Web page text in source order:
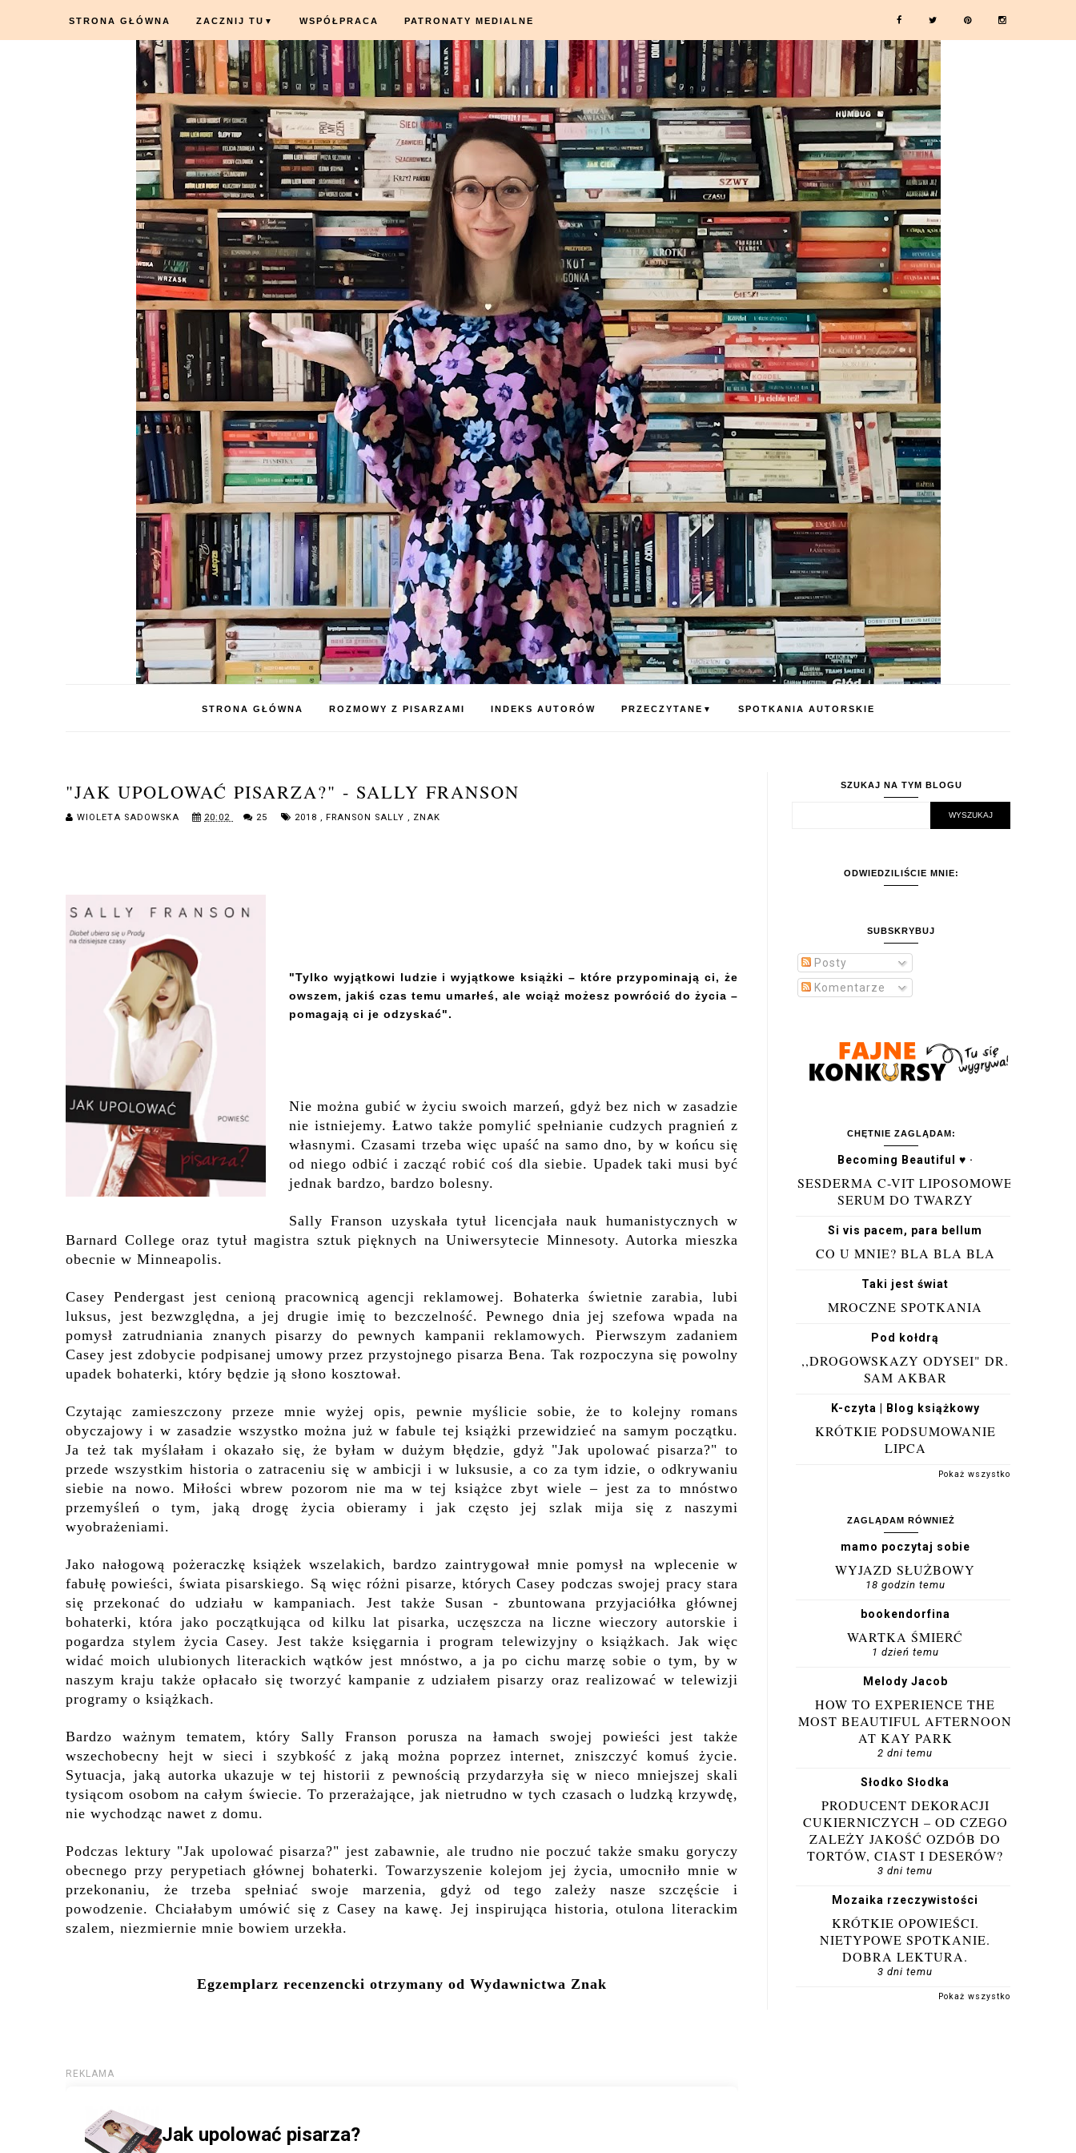
STRONA GŁÓWNA ZACZNIJ TU ▼ WSPÓŁPRACA PATRONATY MEDIALNE
STRONA GŁÓWNA ROZMOWY Z PISARZAMI INDEKS AUTORÓW PRZECZYTANE ▼ SPOTKANIA AUTORSKIE
"JAK UPOLOWAĆ PISARZA?" - SALLY FRANSON
WIOLETA SADOWSKA 20:02 25 2018 , FRANSON SALLY , ZNAK
"Tylko wyjątkowi ludzie i wyjątkowe książki – które przypominają ci, że
owszem, jakiś czas temu umarłeś, ale wciąż możesz powrócić do życia –
pomagają ci je odzyskać".
Nie można gubić w życiu swoich marzeń, gdyż bez nich w zasadzie
nie istniejemy. Łatwo także pomylić spełnianie cudzych pragnień z
własnymi. Czasami trzeba więc upaść na samo dno, by w końcu się
od niego odbić i zacząć robić coś dla siebie. Upadek taki musi być
jednak bardzo, bardzo bolesny.
Sally Franson uzyskała tytuł licencjała nauk humanistycznych w
Barnard College oraz tytuł magistra sztuk pięknych na Uniwersytecie Minnesoty. Autorka mieszka
obecnie w Minneapolis.
Casey Pendergast jest cenioną pracownicą agencji reklamowej. Bohaterka świetnie zarabia, lubi
luksus, jest bezwzględna, a jej drugie imię to bezczelność. Pewnego dnia jej szefowa wpada na
pomysł zatrudniania znanych pisarzydo pewnych kampanii reklamowych. Pierwszym zadaniem
Casey jest zdobycie podpisanej umowy przez przystojnego pisarza Bena. Tak rozpoczyna się powolny
upadek bohaterki, który będzie ją słono kosztował.
Czytając zamieszczony przeze mnie wyżej opis, pewnie myślicie sobie, że to kolejny romans
obyczajowy i w zasadzie wszystko można już w fabule tej książki przewidzieć na samym początku.
Ja też tak myślałam i okazało się, że byłam w dużym błędzie, gdyż "Jak upolować pisarza?" to
przede wszystkim historia o zatraceniu się w ambicji i w luksusie, a co za tym idzie, o odkrywaniu
siebie na nowo. Miłości wbrew pozorom nie ma w tej książce zbyt wiele – jest za to mnóstwo
przemyśleń o tym, jaką drogę życia obieramy i jak często jej szlak mija się z naszymi
wyobrażeniami.
Jako nałogową pożeraczkę książek wszelakich, bardzo zaintrygował mnie pomysł na wplecenie w
fabułę powieści, świata pisarskiego. Są więc różni pisarze, których Casey podczas swojej pracy stara
się przekonać do udziału w kampaniach. Jest także Susan - zbuntowana przyjaciółka głównej
bohaterki, która jako początkująca od kilku lat pisarka, uczęszcza na liczne wieczory autorskie i
pogardza stylem życia Casey. Jest także księgarnia i program telewizyjny o książkach. Jak więc
widać moich ulubionych literackich wątków jest mnóstwo, a ja po cichu marzę sobie o tym, by w
naszym kraju także opłacało się tworzyć kampanie z udziałem pisarzy oraz realizować w telewizji
programy o książkach.
Bardzo ważnym tematem, który Sally Franson porusza na łamach swojej powieści jest także
wszechobecny hejt w sieci i szybkość z jaką można poprzez internet, zniszczyć komuś życie.
Sytuacja, jaką autorka ukazuje w tej historii z pewnością przydarzyła się w nieco mniejszej skali
tysiącom osobom na całym świecie. To przerażające, jak nietrudno w tych czasach o ludzką krzywdę,
nie wychodząc nawet z domu.
Podczas lektury "Jak upolować pisarza?" jest zabawnie, ale trudno nie poczuć także smaku goryczy
obecnego przy perypetiach głównej bohaterki. Towarzyszenie kolejom jej życia, umocniło mnie w
przekonaniu, że trzeba spełniać swoje marzenia, gdyż od tego zależy nasze szczęście i
powodzenie. Chciałabym umówić się z Casey na kawę. Jej inspirująca historia, otulona literackim
szalem, niezmiernie mnie bowiem urzekła.
Egzemplarz recenzencki otrzymany od Wydawnictwa Znak
SZUKAJ NA TYM BLOGU
ODWIEDZILIŚCIE MNIE:
SUBSKRYBUJ
Posty
Komentarze
CHĘTNIE ZAGLĄDAM:
Becoming Beautiful ♥ ·
SESDERMA C-VIT LIPOSOMOWE
SERUM DO TWARZY
Si vis pacem, para bellum
CO U MNIE? BLA BLA BLA
Taki jest świat
MROCZNE SPOTKANIA
Pod kołdrą
,,DROGOWSKAZY ODYSEI" DR.
SAM AKBAR
K-czyta | Blog książkowy
KRÓTKIE PODSUMOWANIE
LIPCA
Pokaż wszystko
ZAGLĄDAM RÓWNIEŻ
mamo poczytaj sobie
WYJAZD SŁUŻBOWY
18 godzin temu
bookendorfina
WARTKA ŚMIERĆ
1 dzień temu
Melody Jacob
HOW TO EXPERIENCE THE
MOST BEAUTIFUL AFTERNOON
AT KAY PARK
2 dni temu
Słodko Słodka
PRODUCENT DEKORACJI
CUKIERNICZYCH – OD CZEGO
ZALEŻY JAKOŚĆ OZDÓB DO
TORTÓW, CIAST I DESERÓW?
3 dni temu
Mozaika rzeczywistości
KRÓTKIE OPOWIEŚCI.
NIETYPOWE SPOTKANIE.
DOBRA LEKTURA.
3 dni temu
Pokaż wszystko